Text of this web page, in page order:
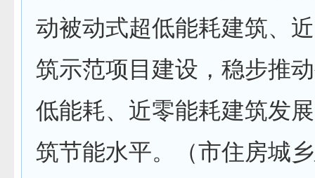
动被动式超低能耗建筑、
筑示范项目建设，稳步推
低能耗、近零能耗建筑发
筑节能水平。（市住房城